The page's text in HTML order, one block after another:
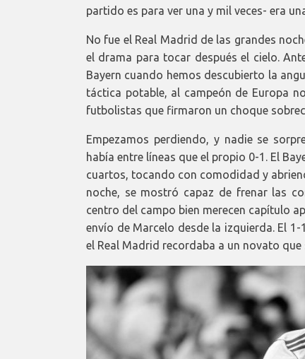
partido es para ver una y mil veces- era
No fue el Real Madrid de las grandes
el drama para tocar después el cielo.
Bayern cuando hemos descubierto la
táctica potable, al campeón de Europa
futbolistas que firmaron un choque
Empezamos perdiendo, y nadie se
había entre líneas que el propio 0-1. El
cuartos, tocando con comodidad y
noche, se mostró capaz de frenar las
centro del campo bien merecen capítulo
envío de Marcelo desde la izquierda. El
el Real Madrid recordaba a un novato